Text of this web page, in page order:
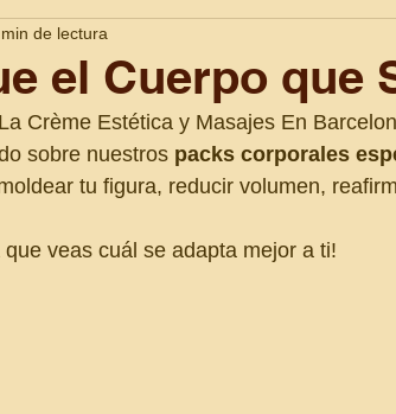
Les Corts Barcelona
el Cuerpo que
de lectura
Crème Estética y Masajes En
sobre nuestros packs corporales
tu figura, reducir volumen,
que veas cuál se adapta mejor a ti!